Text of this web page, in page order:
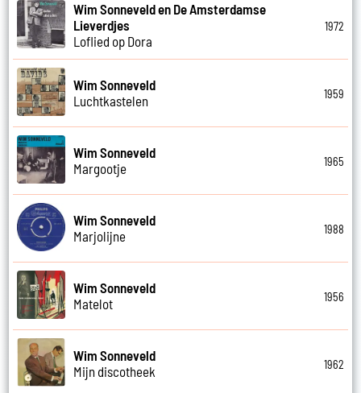
Wim Sonneveld en De Amsterdamse
Lieverdjes
Loflied op Dora
1972
Wim Sonneveld
Luchtkastelen
1959
Wim Sonneveld
Margootje
1965
Wim Sonneveld
Marjolijne
1988
Wim Sonneveld
Matelot
1956
Wim Sonneveld
Mijn discotheek
1962